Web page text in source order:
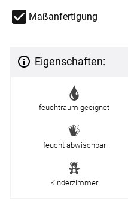
Maßanfertigung
Eigenschaften:
feuchtraum geeignet
feucht abwischbar
Kinderzimmer